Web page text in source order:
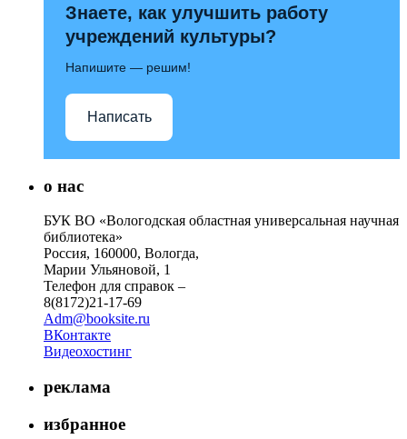
Знаете, как улучшить работу
учреждений культуры?
Напишите — решим!
Написать
о нас
БУК ВО «Вологодская областная универсальная научная
библиотека»
Россия, 160000, Вологда,
Марии Ульяновой, 1
Телефон для справок –
8(8172)21-17-69
Adm@booksite.ru
ВКонтакте
Видеохостинг
реклама
избранное